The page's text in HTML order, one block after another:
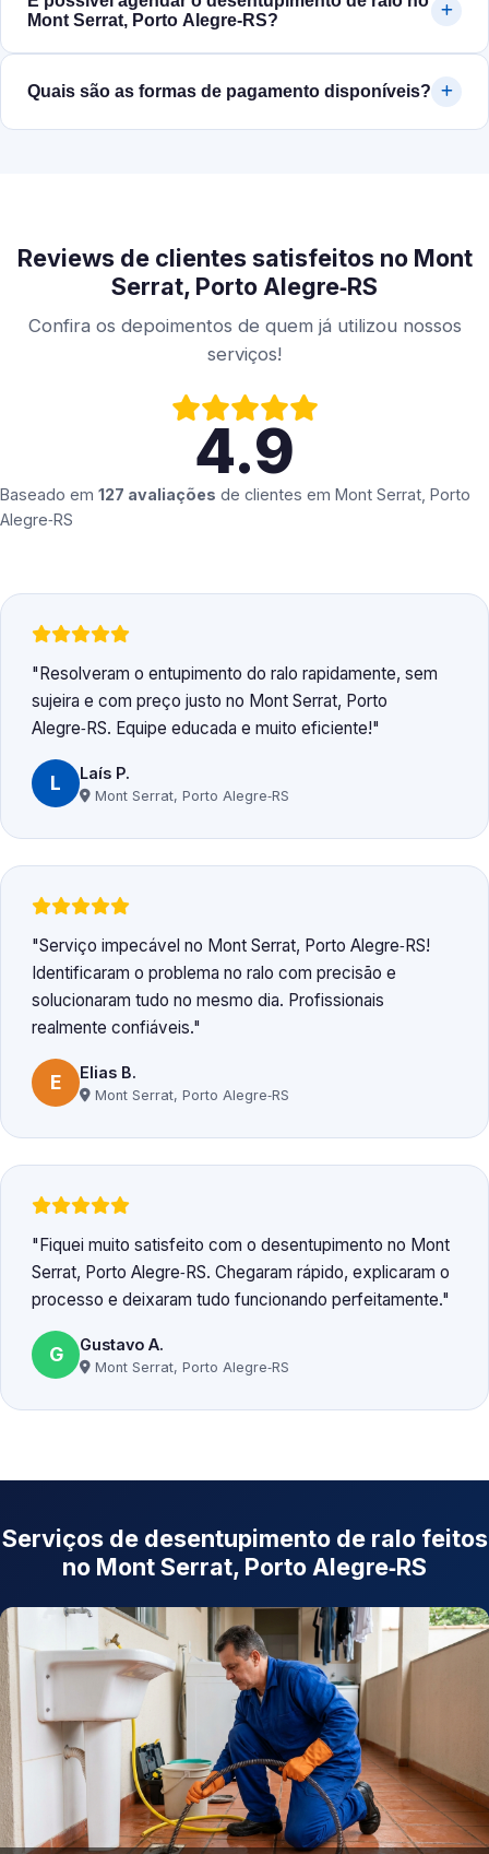
Mont Serrat, Porto Alegre‑RS?
Quais são as formas de pagamento disponíveis?
Reviews de clientes satisfeitos no Mont
Serrat, Porto Alegre‑RS
Confira os depoimentos de quem já utilizou nossos
serviços!
4.9
Baseado em 127 avaliações de clientes em Mont Serrat, Porto
Alegre‑RS
Resolveram o entupimento do ralo rapidamente, sem
sujeira e com preço justo no Mont Serrat, Porto
Alegre‑RS. Equipe educada e muito eficiente!
L Laís P.
Mont Serrat, Porto Alegre‑RS
Serviço impecável no Mont Serrat, Porto Alegre‑RS!
Identificaram o problema no ralo com precisão e
solucionaram tudo no mesmo dia. Profissionais
realmente confiáveis.
E Elias B.
Mont Serrat, Porto Alegre‑RS
Fiquei muito satisfeito com o desentupimento no Mont
Serrat, Porto Alegre‑RS. Chegaram rápido, explicaram o
processo e deixaram tudo funcionando perfeitamente.
G Gustavo A.
Mont Serrat, Porto Alegre‑RS
Serviços de desentupimento de ralo feitos
no Mont Serrat, Porto Alegre‑RS